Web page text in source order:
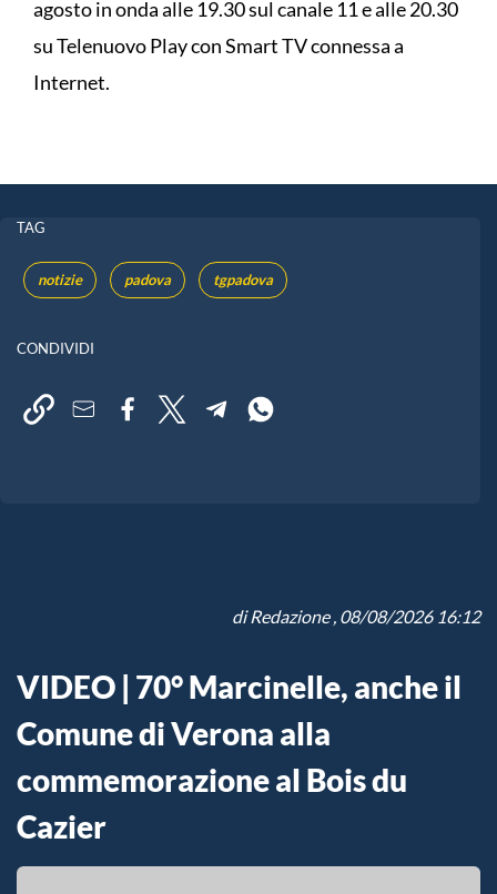
agosto in onda alle 19.30 sul canale 11 e alle 20.30
su Telenuovo Play con Smart TV connessa a
Internet.
TAG
notizie padova tgpadova
CONDIVIDI
diRedazione, 08/08/2026 16:12
VIDEO | 70° Marcinelle, anche il
Comune di Verona alla
commemorazione al Bois du
Cazier